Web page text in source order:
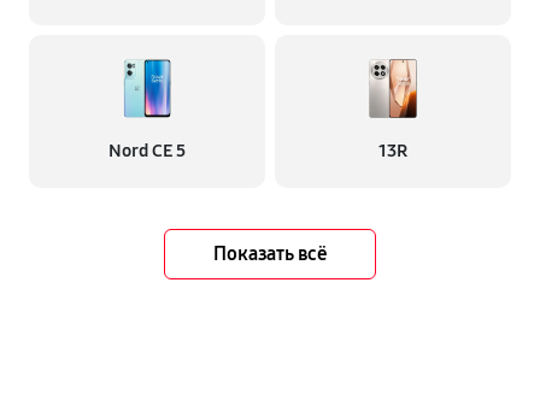
Nord CE 5 13R
Показать всё